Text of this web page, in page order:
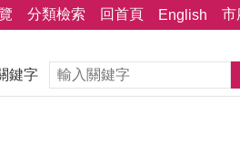
分類檢索 回首頁 English 市
鍵字